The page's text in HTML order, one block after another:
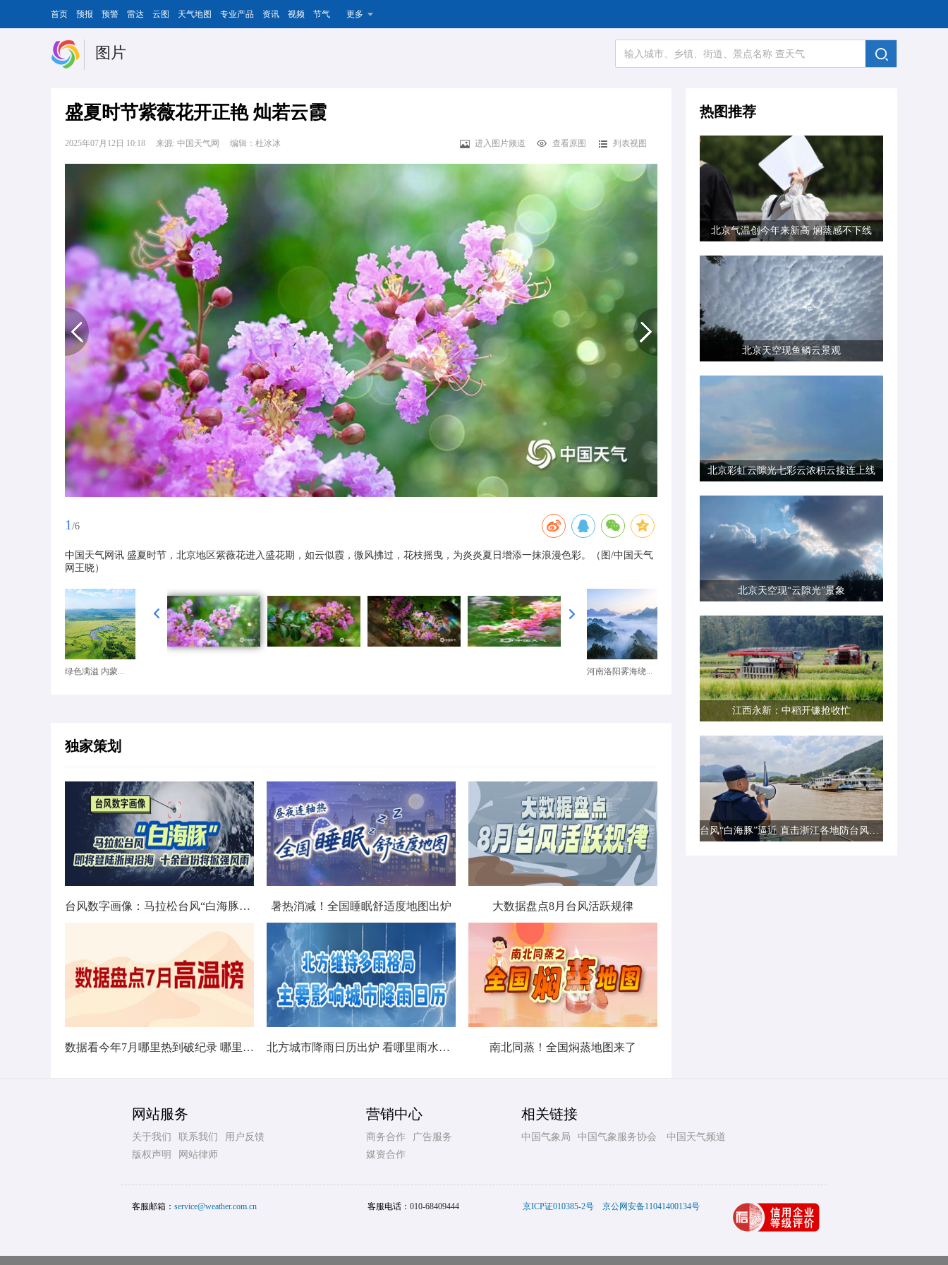
首页 预报 预警 雷达 云图 天气地图 专业产品 资讯 视频 节气 更多
图片
盛夏时节紫薇花开正艳 灿若云霞
2025年07月12日 10:18 来源: 中国天气网 编辑：杜冰冰 进入图片频道 查看原图 列表视图
1 /6
中国天气网讯 盛夏时节，北京地区紫薇花进入盛花期，如云似霞，微风拂过，花枝摇曳，为炎炎夏日增添一抹浪漫色彩。（图/中国天气
网王晓）
绿色满溢 内蒙... 河南洛阳雾海绕...
独家策划
台风数字画像：马拉松台风“白海豚”将影响十余省份 暑热消减！全国睡眠舒适度地图出炉 大数据盘点8月台风活跃规律
数据看今年7月哪里热到破纪录 哪里暑热连轴转 北方城市降雨日历出炉 看哪里雨水超长待机 南北同蒸！全国焖蒸地图来了
热图推荐
北京气温创今年来新高 焖蒸感不下线
北京天空现鱼鳞云景观
北京彩虹云隙光七彩云浓积云接连上线
北京天空现“云隙光”景象
江西永新：中稻开镰抢收忙
台风“白海豚”逼近 直击浙江各地防台风一线现场
网站服务
关于我们 联系我们
用户反馈
版权声明
网站律师
营销中心
商务合作
广告服务
媒资合作
相关链接
中国气象局 中国气象服务协会 中国天气频道
客服邮箱： service@weather.com.cn 客服电话： 010-68409444 京ICP证010385-2号 京公网安备11041400134号